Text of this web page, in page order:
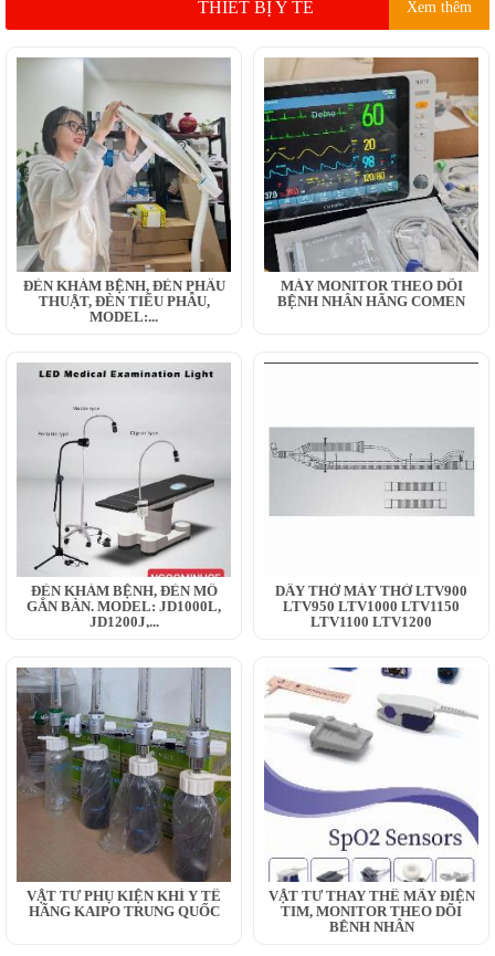
THIẾT BỊ Y TẾ Xem thêm
ĐÈN KHÁM BỆNH, ĐÈN PHẪU
THUẬT, ĐÈN TIỂU PHẪU,
MODEL:...
MÁY MONITOR THEO DÕI
BỆNH NHÂN HÃNG COMEN
ĐÈN KHÁM BỆNH, ĐÈN MỔ
GẮN BÀN. MODEL: JD1000L,
JD1200J,...
DÂY THỞ MÁY THỞ LTV900
LTV950 LTV1000 LTV1150
LTV1100 LTV1200
VẬT TƯ PHỤ KIỆN KHÍ Y TẾ
HÃNG KAIPO TRUNG QUỐC
VẬT TƯ THAY THẾ MÂY ĐIỆN
TIM, MONITOR THEO DÕI
BỆNH NHÂN